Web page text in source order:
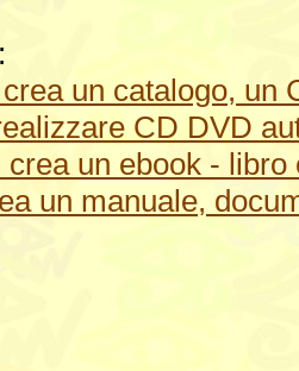
un catalogo, un
CD DVD
un ebook -
un manuale,